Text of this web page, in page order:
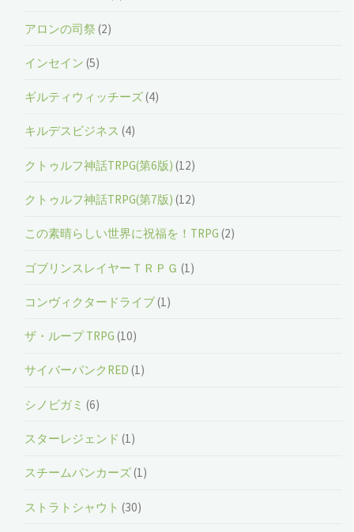
アロンの司祭 (2)
インセイン (5)
ギルティウィッチーズ(4)
キルデスビジネス (4)
クトゥルフ神話TRPG(第6版) (12)
クトゥルフ神話TRPG(第7版) (12)
この素晴らしい世界に祝福を！TRPG (2)
ゴブリンスレイヤーＴＲＰＧ (1)
コンヴィクタードライブ(1)
ザ・ループ TRPG (10)
サイバーパンクRED (1)
シノビガミ (6)
スターレジェンド (1)
スチームパンカーズ(1)
ストラトシャウト (30)